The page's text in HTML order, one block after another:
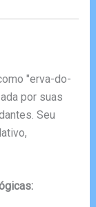
"erva-do-
por suas
Seu